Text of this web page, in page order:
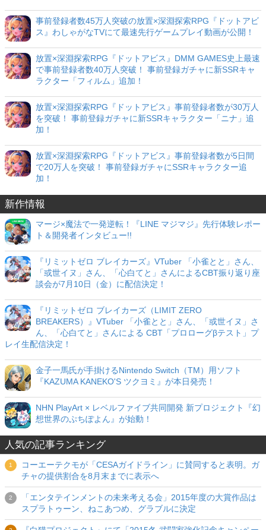
事前登録者数45万人突破の放置×深淵探索RPG『ドットアビ
ス』わしゃがなTVにて最速先行ゲームプレイ動画が公開！
放置×深淵探索RPG『ドットアビス』DMM GAMES史上最速
で事前登録者数40万人突破！ 事前登録ガチャに新SSRキャ
ラクター「フィルム」追加！
放置×深淵探索RPG『ドットアビス』事前登録者数が30万人
を突破！ 事前登録ガチャに新SSRキャラクター「ニナ」追
加！
放置×深淵探索RPG『ドットアビス』事前登録者数が5日間
で20万人を突破！ 事前登録ガチャにSSRキャラクター追
加！
新作情報
マージ×魔法で一発逆転！『LINE マジマジ』先行体験レポー
ト＆開発者インタビュー!!
『リミットゼロ ブレイカーズ』VTuber 「小雀とと」さん、
「或世イヌ」さん、「心白てと」さんによるCBT振り返り座
談会が7月10日（金）に配信決定！
『リミットゼロ ブレイカーズ（LIMIT ZERO
BREAKERS）』VTuber 「小雀とと」さん、「或世イヌ」さ
ん、「心白てと」さんによる CBT「プロローグβテスト」プ
レイ生配信決定！
金子一馬氏が手掛けるNintendo Switch（TM）用ソフト
『KAZUMA KANEKO'S ツクヨミ』が本日発売！
NHN PlayArt × レベルファイブ共同開発 新プロジェクト『幻
想世界のぷちぽよん』が始動！
人気の記事ランキング
コーエーテクモが「CESAガイドライン」に賛同すると表明。ガ
チャの提供割合を8月末までに表示へ
「エンタテインメントの未来考える会」2015年度の大賞作品は
スプラトゥーン、ねこあつめ、グラブルに決定